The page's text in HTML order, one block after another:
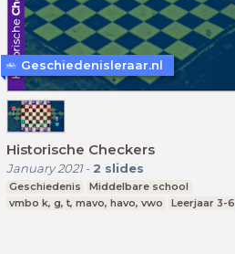
Historische Checkers
January 2021- 2 slides
Geschiedenis
Middelbare school
vmbo k, g, t, mavo, havo, vwo
Leerjaar 3-6
Geschiedenisleraar.nl